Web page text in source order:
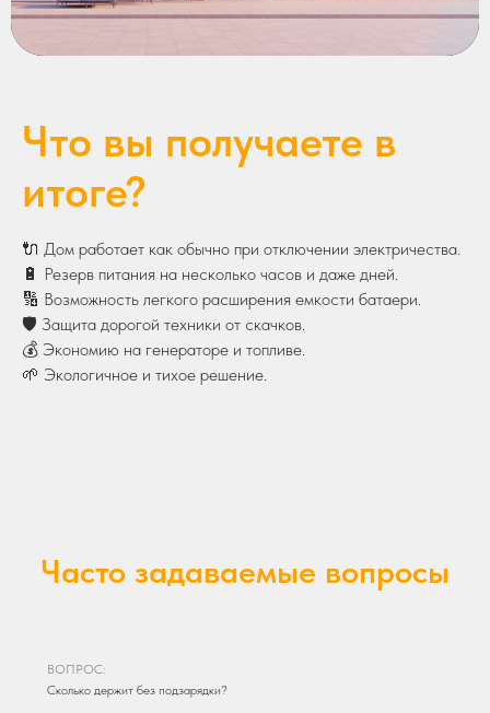
Что вы получаете в
итоге?
🔌 Дом работает как обычно при отключении электричества.
🔋 Резерв питания на несколько часов и даже дней.
🔢 Возможность легкого расширения емкости батаери.
🛡 Защита дорогой техники от скачков.
💰 Экономию на генераторе и топливе.
🌱 Экологичное и тихое решение.
Часто задаваемые вопросы
ВОПРОС:
Сколько держит без подзарядки?